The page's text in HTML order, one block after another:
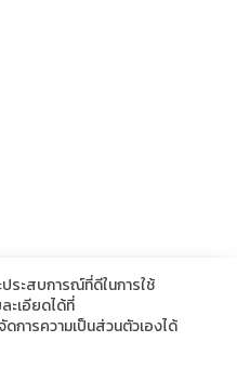
ระสบการณ์ที่ดีในการใช้
ะเอียดได้ที่
ดการความเป็นส่วนตัวเองได้